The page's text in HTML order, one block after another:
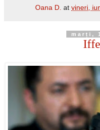
Oana D. atvineri,
marți,